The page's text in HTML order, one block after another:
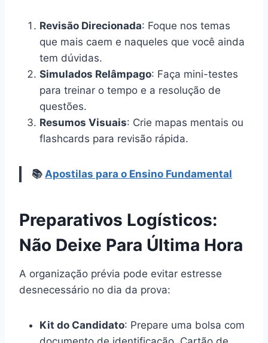
Revisão Direcionada: Foque nos temas
que mais caem e naqueles que você ainda
tem dúvidas.
Simulados Relâmpago: Faça mini-testes
para treinar o tempo e a resolução de
questões.
Resumos Visuais: Crie mapas mentais ou
flashcards para revisão rápida.
📚 Apostilas para o Ensino Fundamental
Preparativos Logísticos:
Não Deixe Para Última Hora
A organização prévia pode evitar estresse
desnecessário no dia da prova:
Kit do Candidato: Prepare uma bolsa com